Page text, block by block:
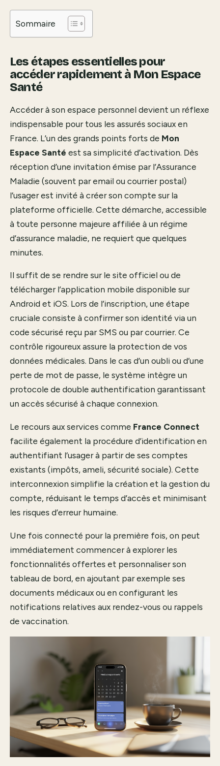
Sommaire
Les étapes essentielles pour
accéder rapidement à Mon Espace
Santé
Accéder à son espace personnel devient un réflexe
indispensable pour tous les assurés sociaux en
France. L’un des grands points forts de Mon
Espace Santé est sa simplicité d’activation. Dès
réception d’une invitation émise par l’Assurance
Maladie (souvent par email ou courrier postal)
l’usager est invité à créer son compte sur la
plateforme officielle. Cette démarche, accessible
à toute personne majeure affiliée à un régime
d’assurance maladie, ne requiert que quelques
minutes.
Il suffit de se rendre sur le site officiel ou de
télécharger l’application mobile disponible sur
Android et iOS. Lors de l’inscription, une étape
cruciale consiste à confirmer son identité via un
code sécurisé reçu par SMS ou par courrier. Ce
contrôle rigoureux assure la protection de vos
données médicales. Dans le cas d’un oubli ou d’une
perte de mot de passe, le système intègre un
protocole de double authentification garantissant
un accès sécurisé à chaque connexion.
Le recours aux services comme France Connect
facilite également la procédure d’identification en
authentifiant l’usager à partir de ses comptes
existants (impôts, ameli, sécurité sociale). Cette
interconnexion simplifie la création et la gestion du
compte, réduisant le temps d’accès et minimisant
les risques d’erreur humaine.
Une fois connecté pour la première fois, on peut
immédiatement commencer à explorer les
fonctionnalités offertes et personnaliser son
tableau de bord, en ajoutant par exemple ses
documents médicaux ou en configurant les
notifications relatives aux rendez-vous ou rappels
de vaccination.